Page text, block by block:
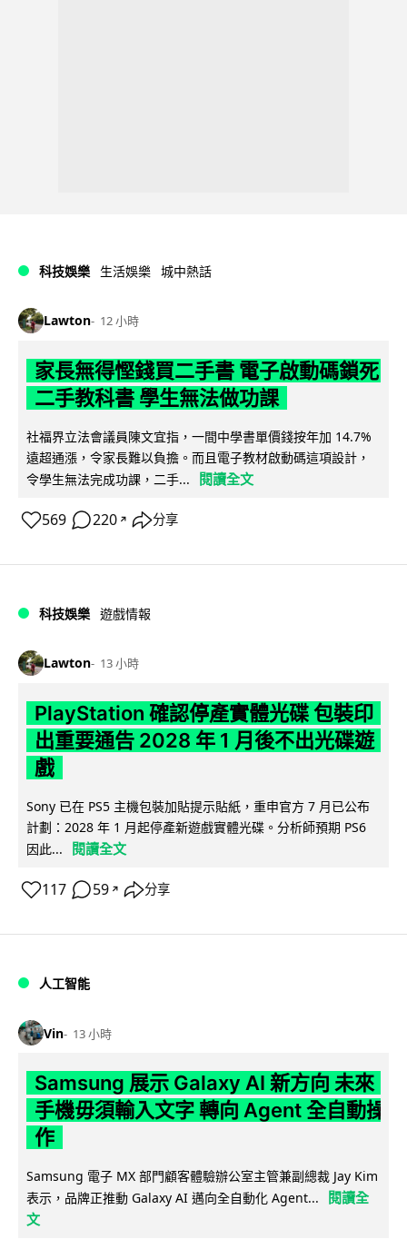
科技娛樂 生活娛樂 城中熱話
Lawton 12 小時
家長無得慳錢買二手書 電子啟動碼鎖死
二手教科書 學生無法做功課
社福界立法會議員陳文宜指，一間中學書單價錢按年加 14.7%
遠超通漲，令家長難以負擔。而且電子教材啟動碼這項設計，
令學生無法完成功課，二手...
閱讀全文
569 220 ↗ 分享
科技娛樂 遊戲情報
Lawton 13 小時
PlayStation 確認停產實體光碟 包裝印
出重要通告 2028 年 1 月後不出光碟遊
戲
Sony 已在 PS5 主機包裝加貼提示貼紙，重申官方 7 月已公布
計劃：2028 年 1 月起停產新遊戲實體光碟。分析師預期 PS6
因此...
閱讀全文
117 59 ↗ 分享
人工智能
Vin 13 小時
Samsung 展示 Galaxy AI 新方向 未來
手機毋須輸入文字 轉向 Agent 全自動操
作
Samsung 電子 MX 部門顧客體驗辦公室主管兼副總裁 Jay Kim
表示，品牌正推動 Galaxy AI 邁向全自動化 Agent...
閱讀全
文